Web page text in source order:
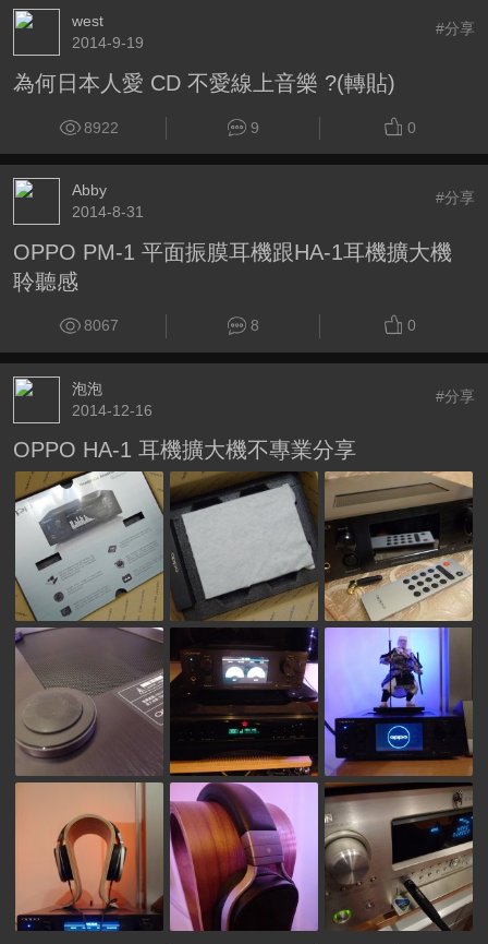
west
2014-9-19
#分享
為何日本人愛 CD 不愛線上音樂 ?(轉貼)
8922 9 0
Abby
2014-8-31
#分享
OPPO PM-1 平面振膜耳機跟HA-1耳機擴大機
聆聽感
8067 8 0
泡泡
2014-12-16
#分享
OPPO HA-1 耳機擴大機不專業分享